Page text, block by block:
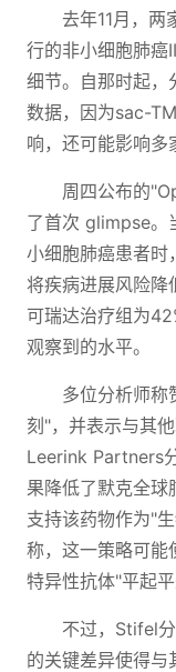
去年11月，两
行的非小细胞肺癌
细节。自那时起，
数据，因为sac-
响，还可能影响多
周四公布的
了首次 glimpse。
小细胞肺癌患者时
将疾病进展风险降
可瑞达治疗组为
观察到的水平。
多位分析师称
刻"，并表示与其
Leerink Partners
果降低了默克全
支持该药物作为"
称，这一策略可能
特异性抗体"平起平
不过，Stifel
的关键差异使得